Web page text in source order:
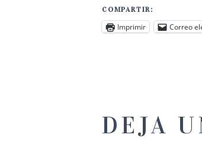
COMPARTIR:
Imprimir Correo
DEJA